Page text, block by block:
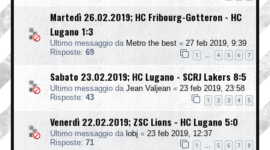
Martedì 26.02.2019; HC Fribourg-Gotteron - HC
Lugano 1:3
Ultimo messaggio da Metro the best « 27 feb 2019, 9:39
Risposte: 69 1 … 4 5 6 7
Sabato 23.02.2019; HC Lugano - SCRJ Lakers 8:5
Ultimo messaggio da Jean Valjean « 23 feb 2019, 23:58
Risposte: 43 1 2 3 4 5
Venerdì 22.02.2019; ZSC Lions - HC Lugano 5:0
Ultimo messaggio da lobj « 23 feb 2019, 12:37
Risposte: 71 1 … 5 6 7 8